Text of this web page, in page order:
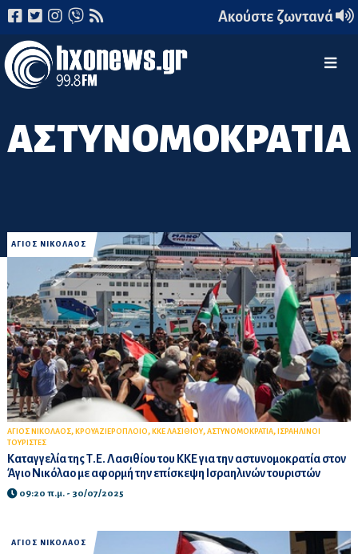
Ακούστε ζωντανά
ΑΣΤΥΝΟΜΟΚΡΑΤΙΑ
ΑΓΙΟΣ ΝΙΚΟΛΑΟΣ
ΑΓΙΟΣ ΝΙΚΟΛΑΟΣ, ΚΡΟΥΑΖΙΕΡΟΠΛΟΙΟ, ΚΚΕ ΛΑΣΙΘΙΟΥ, ΑΣΤΥΝΟΜΟΚΡΑΤΙΑ, ΙΣΡΑΗΛΙΝΟΙ
ΤΟΥΡΙΣΤΕΣ
Καταγγελία της Τ.Ε. Λασιθίου του ΚΚΕ για την αστυνομοκρατία στον
Άγιο Νικόλαο με αφορμή την επίσκεψη Ισραηλινών τουριστών
09:20 π.μ. - 30/07/2025
ΑΓΙΟΣ ΝΙΚΟΛΑΟΣ